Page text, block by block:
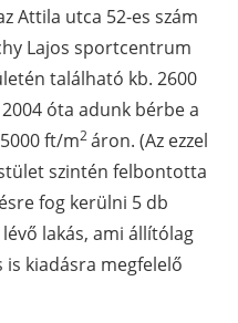
Attila utca 52-es szám
Lajos sportcentrum
található kb. 2600
óta adunk bérbe a
ft/m2áron. (Az ezzel
szintén felbontotta
fog kerülni 5 db
lakás, ami állítólag
is kiadásra megfelelő